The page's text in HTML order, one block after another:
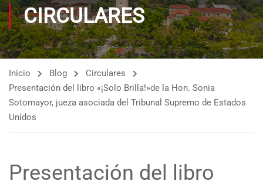
CIRCULARES
Inicio Blog
Circulares
Presentación del libro «¡Solo Brilla!»de la Hon. Sonia
Sotomayor, jueza asociada del Tribunal Supremo de Estados
Unidos
Presentación del libro